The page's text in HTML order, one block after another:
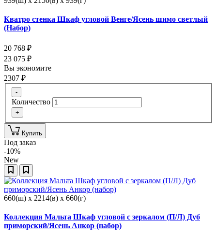
Кватро стенка Шкаф угловой Венге/Ясень шимо светлый
(Набор)
20 768 ₽
23 075 ₽
Вы экономите
2307 ₽
-
Количество
+
Купить
Под заказ
-10%
New
660(ш) x 2214(в) x 660(г)
Коллекция Мальта Шкаф угловой с зеркалом (П/Л) Дуб
приморский/Ясень Анкор (набор)